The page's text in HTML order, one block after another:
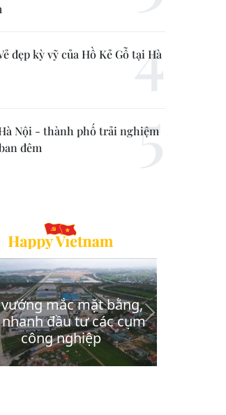
đẹp kỳ vỹ của Hồ Kẻ Gỗ tại Hà
Nội - thành phố trải nghiệm
đêm